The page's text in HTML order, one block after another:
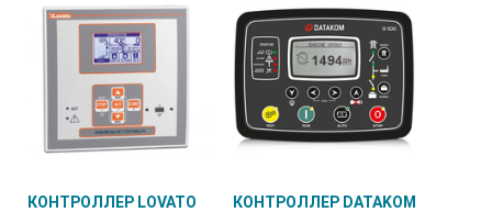
КОНТРОЛЛЕР LOVATO
КОНТРОЛЛЕР DATAKOM